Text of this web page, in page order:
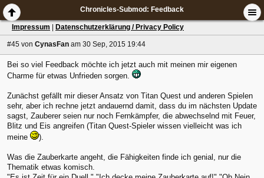
Chronicles-Submod: Feedback
Impressum Datenschutzerklärung / Privacy Policy
#45 von CynasFan am 30 Sep, 2015 19:44
Bei so viel Feedback möchte ich jetzt auch mit meinen mir eigenen
Charme für etwas Unfrieden sorgen.
Zunächst gefällt mir dieser Ansatz von Titan Quest und anderen Spielen
sehr, aber ich rechne jetzt andauernd damit, dass du im nächsten Update
sagst, Zauberer seien nur noch Fernkämpfer, die abwechselnd mit Feuer,
Blitz und Eis angreifen (Titan Quest-Spieler wissen vielleicht was ich
meine
).
Was die Zauberkarte angeht, die Fähigkeiten finde ich genial, nur die
Thematik etwas komisch.